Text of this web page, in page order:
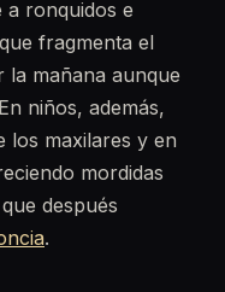
a ronquidos e
fragmenta el
la mañana aunque
niños, además,
los maxilares y en
mordidas
después
.